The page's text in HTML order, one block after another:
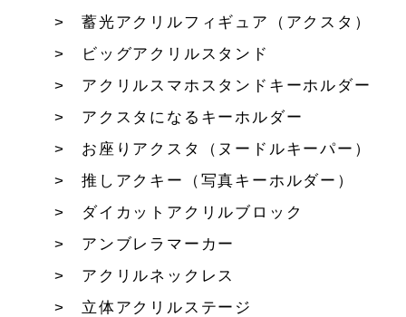
蓄光アクリルフィギュア（アクスタ）
ビッグアクリルスタンド
アクリルスマホスタンドキーホルダー
アクスタになるキーホルダー
お座りアクスタ（ヌードルキーパー）
推しアクキー（写真キーホルダー）
ダイカットアクリルブロック
アンブレラマーカー
アクリルネックレス
立体アクリルステージ